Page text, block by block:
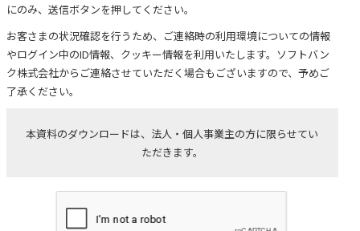
にのみ、送信ボタンを押してください。
お客さまの状況確認を行うため、ご連絡時の利用環境についての情報
やログイン中のID情報、クッキー情報を利用いたします。ソフトバン
ク株式会社からご連絡させていただく場合もございますので、予めご
了承ください。
本資料のダウンロードは、法人・個人事業主の方に限らせてい
ただきます。